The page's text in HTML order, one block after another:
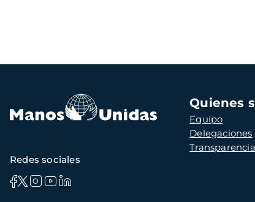
Navegación
principal
Quienes
Equipo
Delegaciones
Transparencia
Redes sociales